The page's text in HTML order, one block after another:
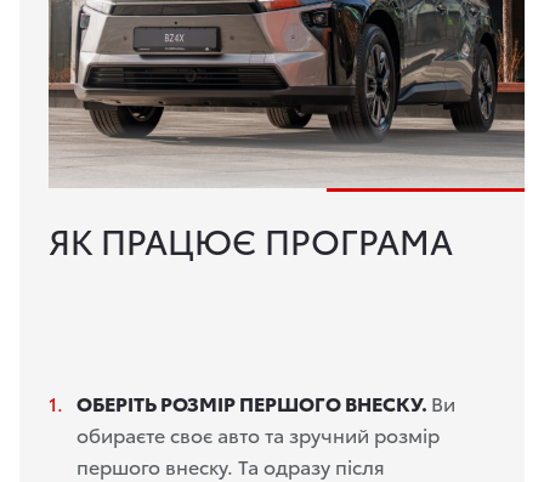
ЯК ПРАЦЮЄ ПРОГРАМА
ОБЕРІТЬ РОЗМІР ПЕРШОГО ВНЕСКУ. Ви
обираєте своє авто та зручний розмір
першого внеску. Та одразу після